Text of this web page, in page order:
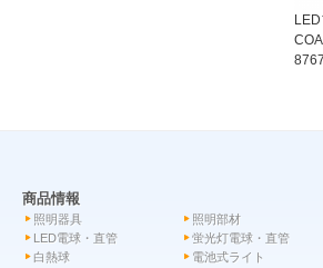
LED
8767
商品情報
照明器具
照明部材
LED電球・直管
蛍光灯電球・直管
白熱球
電池式ライト